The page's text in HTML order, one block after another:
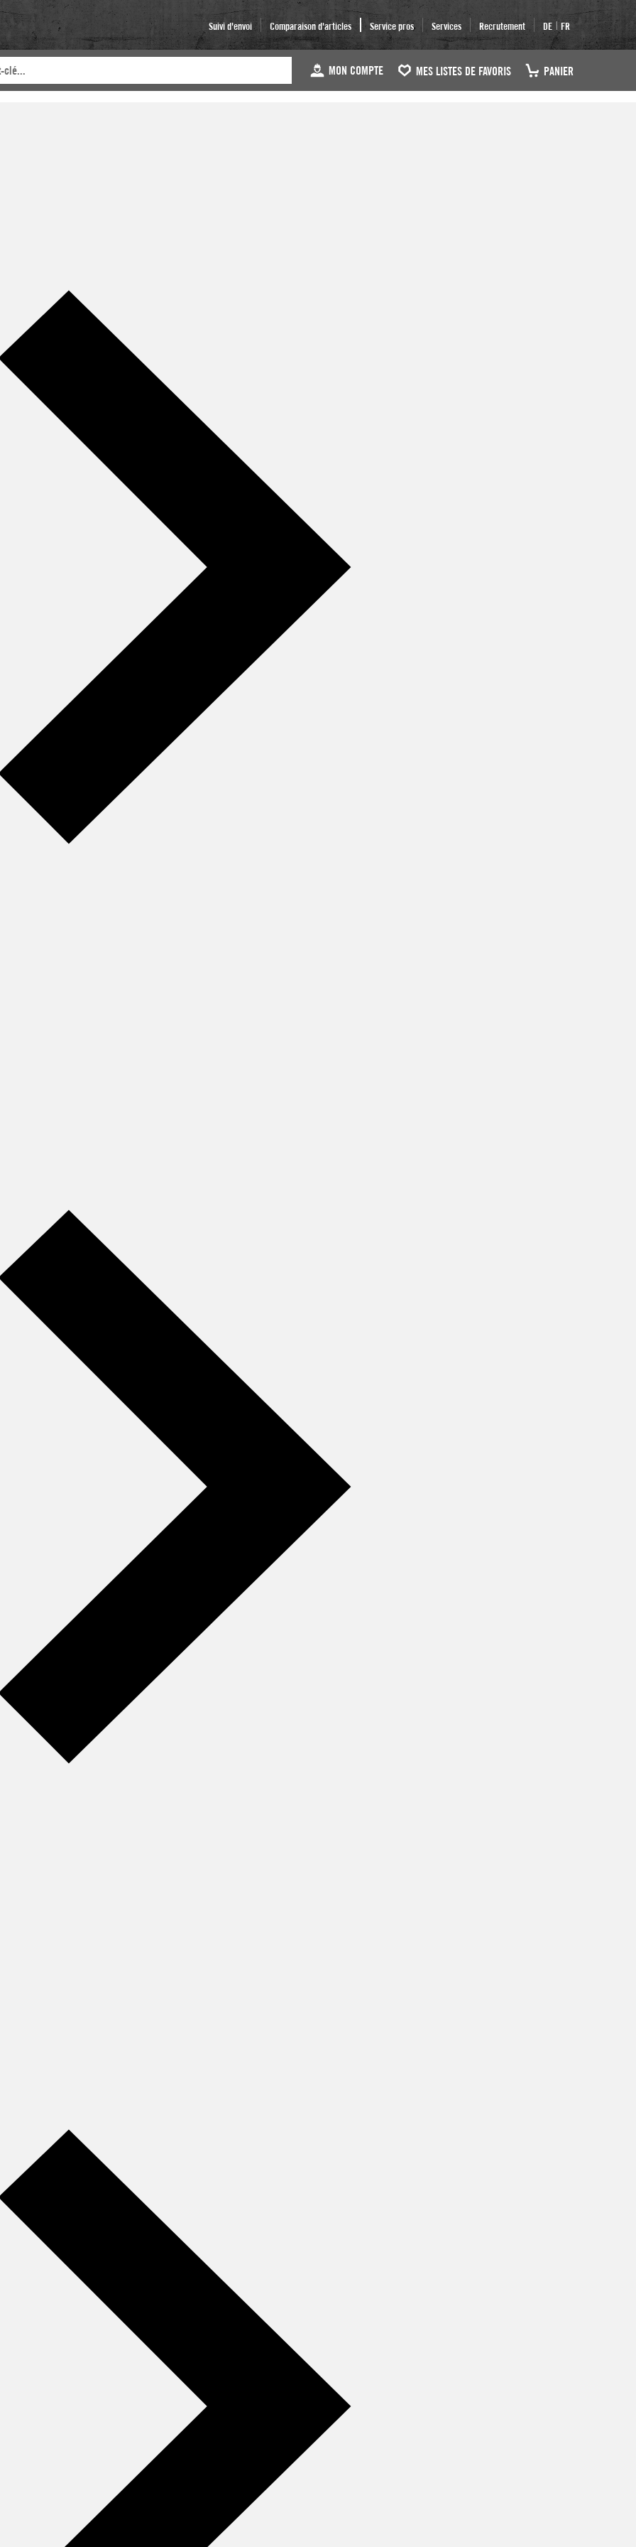
Suivi d'envoi Comparaison d'articles Service pros Services Recrutement DE | FR
MON COMPTE MES LISTES DE FAVORIS PANIER